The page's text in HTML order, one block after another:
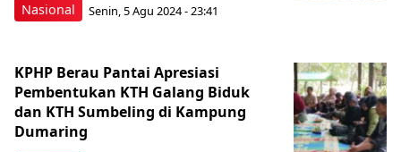
Nasional Senin, 5 Agu 2024 - 23:41
KPHP Berau Pantai Apresiasi
Pembentukan KTH Galang Biduk
dan KTH Sumbeling di Kampung
Dumaring